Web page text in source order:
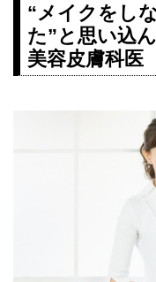
“メイクをし
た”と思い込
美容皮膚科